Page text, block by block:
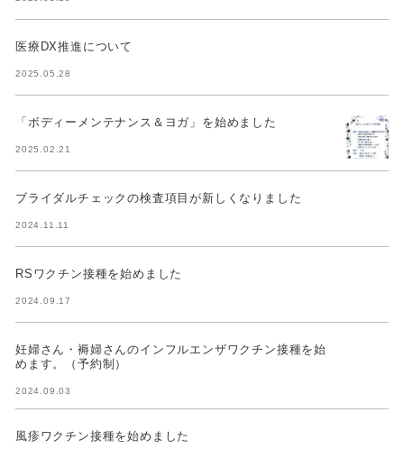
医療DX推進について
2025.05.28
「ボディーメンテナンス＆ヨガ」を始めました
2025.02.21
ブライダルチェックの検査項目が新しくなりました
2024.11.11
RSワクチン接種を始めました
2024.09.17
妊婦さん・褥婦さんのインフルエンザワクチン接種を始
めます。（予約制）
2024.09.03
風疹ワクチン接種を始めました